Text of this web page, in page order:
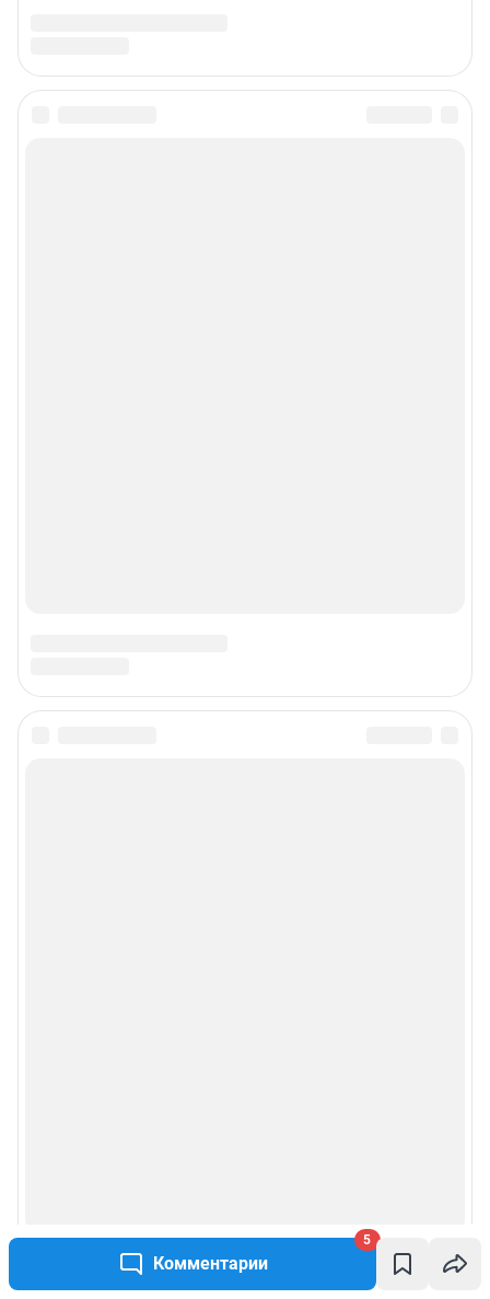
Комментарии
5